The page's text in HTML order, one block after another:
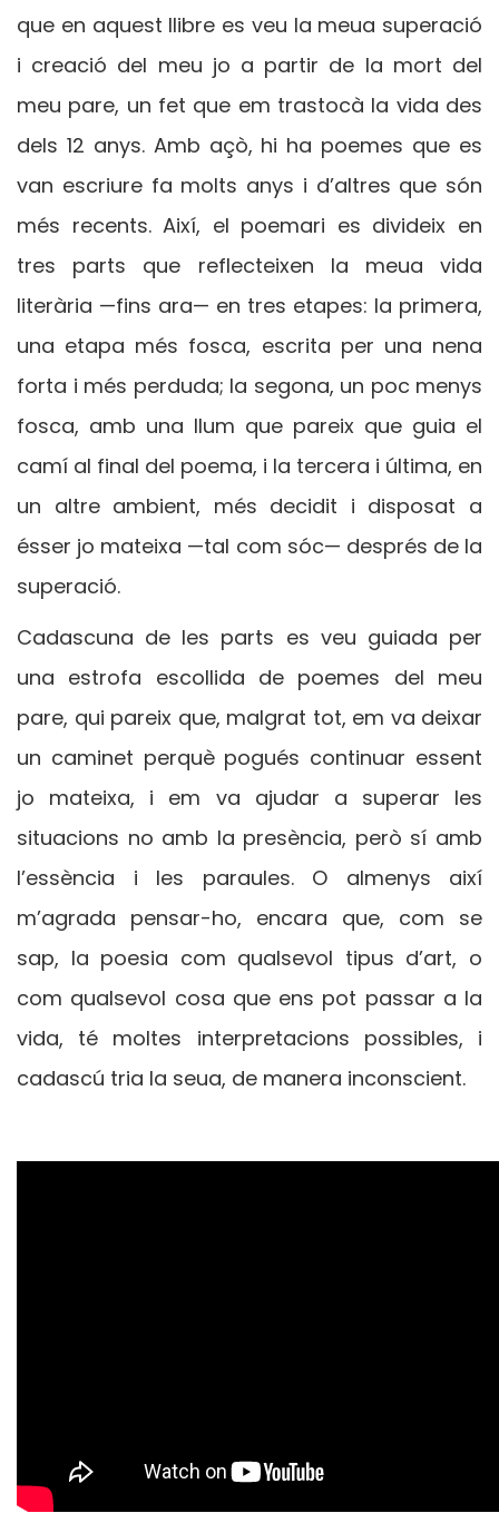
que en aquest llibre es veu la meua superació
i creació del meu jo a partir de la mort del
meu pare, un fet que em trastocà la vida des
dels 12 anys. Amb açò, hi ha poemes que es
van escriure fa molts anys i d’altres que són
més recents. Així, el poemari es divideix en
tres parts que reflecteixen la meua vida
literària —fins ara— en tres etapes: la primera,
una etapa més fosca, escrita per una nena
forta i més perduda; la segona, un poc menys
fosca, amb una llum que pareix que guia el
camí al final del poema, i la tercera i última, en
un altre ambient, més decidit i disposat a
ésser jo mateixa —tal com sóc— després de la
superació.
Cadascuna de les parts es veu guiada per
una estrofa escollida de poemes del meu
pare, qui pareix que, malgrat tot, em va deixar
un caminet perquè pogués continuar essent
jo mateixa, i em va ajudar a superar les
situacions no amb la presència, però sí amb
l’essència i les paraules. O almenys així
m’agrada pensar-ho, encara que, com se
sap, la poesia com qualsevol tipus d’art, o
com qualsevol cosa que ens pot passar a la
vida, té moltes interpretacions possibles, i
cadascú tria la seua, de manera inconscient.